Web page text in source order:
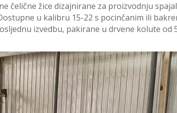
čelične žice dizajnirane za proizvodnju
u kalibru 15-22 s pocinčanim ili
izvedbu, pakirane u drvene kolute od